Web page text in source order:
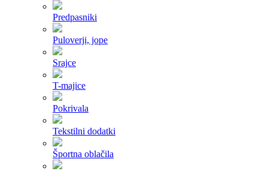
Predpasniki
Puloverji, jope
Srajce
T-majice
Pokrivala
Tekstilni dodatki
Športna oblačila